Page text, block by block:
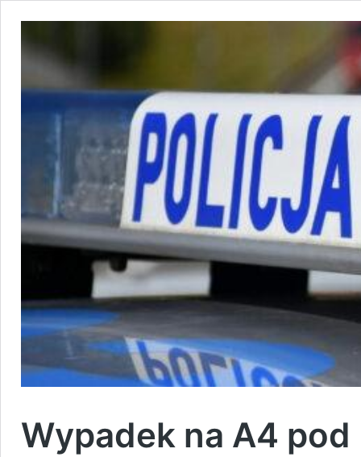
Wypadek na A4 pod